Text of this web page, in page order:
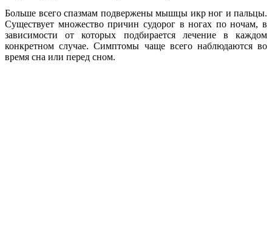
Больше всего спазмам подвержены мышцы икр ног и пальцы.
Существует множество причин судорог в ногах по ночам, в
зависимости от которых подбирается лечение в каждом
конкретном случае. Симптомы чаще всего наблюдаются во
время сна или перед сном.